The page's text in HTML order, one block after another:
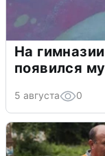
На
появился
5 августа 0